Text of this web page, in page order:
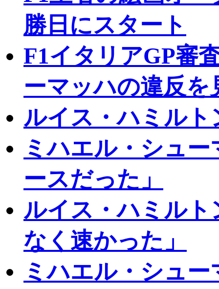
勝日にスタート
F1イタリアGP審
ーマッハの違反を
ルイス・ハミル
ミハエル・シュ
ースだった」
ルイス・ハミル
なく速かった」
ミハエル・シュ